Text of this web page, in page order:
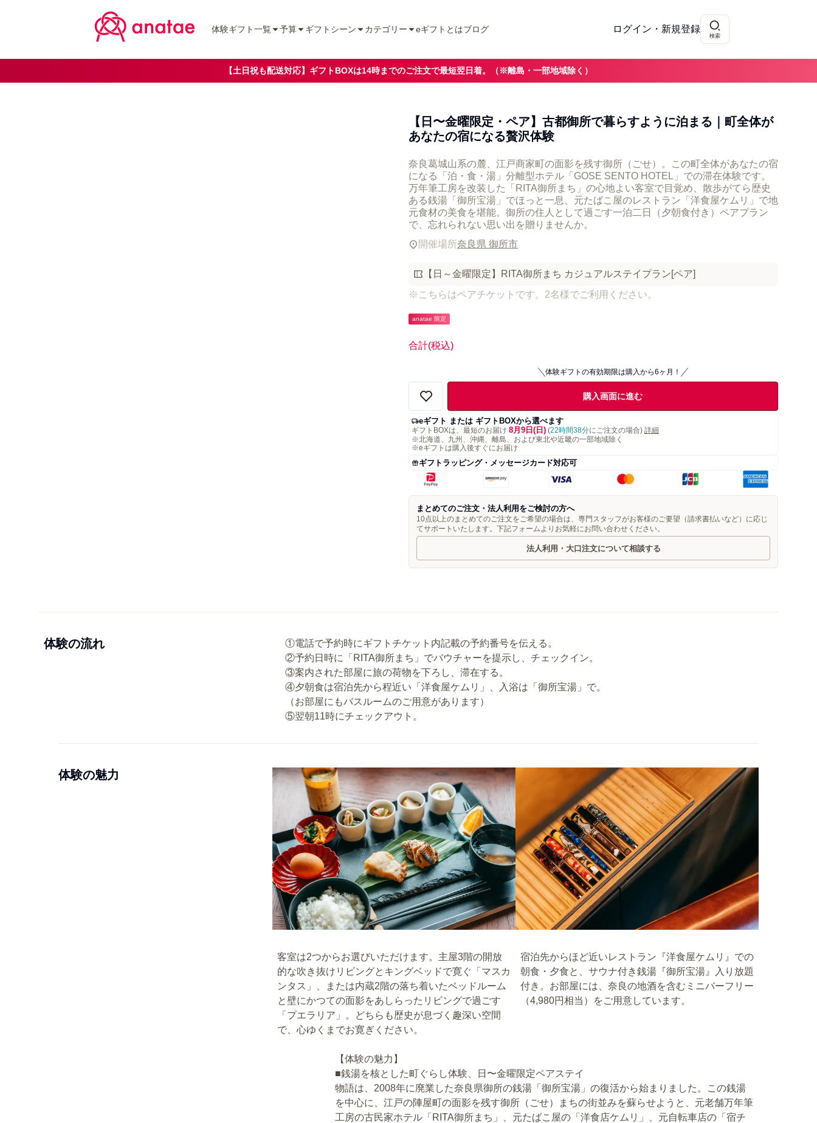
体験ギフト一覧 予算 ギフトシーン カテゴリー eギフトとはブログ ログイン・新規登録
検索
【土日祝も配送対応】ギフトBOXは14時までのご注文で最短翌日着。（※離島・一部地域除く）
【日〜金曜限定・ペア】古都御所で暮らすように泊まる｜町全体が
あなたの宿になる贅沢体験
奈良葛城山系の麓、江戸商家町の面影を残す御所（ごせ）。この町全体があなたの宿
になる「泊・食・湯」分離型ホテル「GOSE SENTO HOTEL」での滞在体験です。
万年筆工房を改装した「RITA御所まち」の心地よい客室で目覚め、散歩がてら歴史
ある銭湯「御所宝湯」でほっと一息、元たばこ屋のレストラン「洋食屋ケムリ」で地
元食材の美食を堪能。御所の住人として過ごす一泊二日（夕朝食付き）ペアプラン
で、忘れられない思い出を贈りませんか。
開催場所奈良県 御所市
【日～金曜限定】RITA御所まち カジュアルステイプラン[ペア]
※こちらはペアチケットです。2名様でご利用ください。
anatae 限定
合計(税込)
体験ギフトの有効期限は購入から6ヶ月！
購入画面に進む
eギフト または ギフトBOXから選べます
ギフトBOXは、最短のお届け 8月9日(日) (22時間38分にご注文の場合) 詳細
※北海道、九州、沖縄、離島、および東北や近畿の一部地域除く
※eギフトは購入後すぐにお届け
ギフトラッピング・メッセージカード対応可
まとめてのご注文・法人利用をご検討の方へ
10点以上のまとめてのご注文をご希望の場合は、専門スタッフがお客様のご要望（請求書払いなど）に応じ
てサポートいたします。下記フォームよりお気軽にお問い合わせください。
法人利用・大口注文について相談する
体験の流れ
①電話で予約時にギフトチケット内記載の予約番号を伝える。
②予約日時に「RITA御所まち」でバウチャーを提示し、チェックイン。
③案内された部屋に旅の荷物を下ろし、滞在する。
④夕朝食は宿泊先から程近い「洋食屋ケムリ」、入浴は「御所宝湯」で。
（お部屋にもバスルームのご用意があります）
⑤翌朝11時にチェックアウト。
体験の魅力
客室は2つからお選びいただけます。主屋3階の開放
的な吹き抜けリビングとキングベッドで寛ぐ「マスカ
ンタス」、または内蔵2階の落ち着いたベッドルーム
と壁にかつての面影をあしらったリビングで過ごす
「プエラリア」。どちらも歴史が息づく趣深い空間
で、心ゆくまでお寛ぎください。
宿泊先からほど近いレストラン『洋食屋ケムリ』での
朝食・夕食と、サウナ付き銭湯『御所宝湯』入り放題
付き。お部屋には、奈良の地酒を含むミニバーフリー
（4,980円相当）をご用意しています。
【体験の魅力】
■銭湯を核とした町ぐらし体験、日〜金曜限定ペアステイ
物語は、2008年に廃業した奈良県御所の銭湯「御所宝湯」の復活から始まりました。この銭湯
を中心に、江戸の陣屋町の面影を残す御所（ごせ）まちの街並みを蘇らせようと、元老舗万年筆
工房の古民家ホテル「RITA御所まち」、元たばこ屋の「洋食店ケムリ」、元自転車店の「宿チ